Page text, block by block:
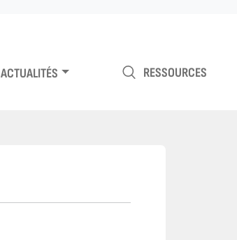
ACTUALITÉS RESSOURCES